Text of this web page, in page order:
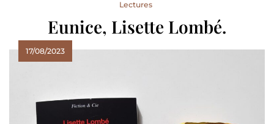
Lectures
Eunice, Lisette Lombé.
17/08/2023